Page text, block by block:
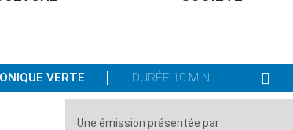
VERTE DURÉE 10 MIN
Une émission présentée par